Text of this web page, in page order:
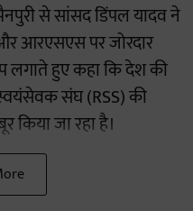
से सांसद डिंपल यादव ने
और आरएसएस पर जोरदार
लगाते हुए कहा कि देश की
स्वयंसेवक संघ (RSS) की
किया जा रहा है।